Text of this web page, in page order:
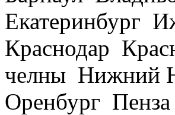
Екатеринбург
Краснодар
челны Нижний
Оренбург